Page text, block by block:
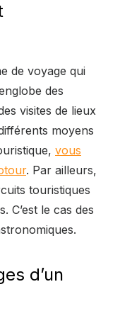
de voyage qui
des
visites de lieux
moyens
vous
. Par ailleurs,
touristiques
C’est le cas des
d’un